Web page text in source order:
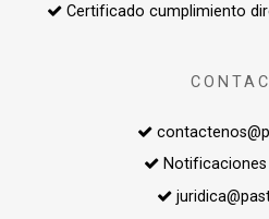
Certificado cumplimiento
Notificaciones